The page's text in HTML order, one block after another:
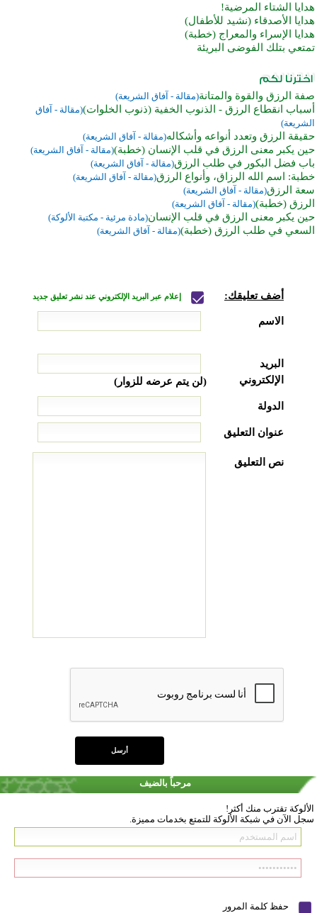
هدايا الشتاء المرضية!
هدايا الأصدقاء (نشيد للأطفال)
هدايا الإسراء والمعراج (خطبة)
تمتعي بتلك الفوضى البريئة
صفة الرزق والقوة والمتانة(مقالة - آفاق الشريعة)
أسباب انقطاع الرزق - الذنوب الخفية (ذنوب الخلوات)(مقالة - آفاق
الشريعة)
حقيقة الرزق وتعدد أنواعه وأشكاله(مقالة - آفاق الشريعة)
حين يكبر معنى الرزق في قلب الإنسان (خطبة)(مقالة - آفاق الشريعة)
باب فضل البكور في طلب الرزق(مقالة - آفاق الشريعة)
خطبة: اسم الله الرزاق، وأنواع الرزق(مقالة - آفاق الشريعة)
سعة الرزق(مقالة - آفاق الشريعة)
الرزق (خطبة)(مقالة - آفاق الشريعة)
حين يكبر معنى الرزق في قلب الإنسان(مادة مرئية - مكتبة الألوكة)
السعي في طلب الرزق (خطبة)(مقالة - آفاق الشريعة)
أضف تعليقك: إعلام عبر البريد الإلكتروني عند نشر تعليق جديد
الاسم
البريد
الإلكتروني
(لن يتم عرضه للزوار)
الدولة
عنوان التعليق
نص التعليق
مرحباً بالضيف
الألوكة تقترب منك أكثر!
سجل الآن في شبكة الألوكة للتمتع بخدمات مميزة.
حفظ كلمة المرور